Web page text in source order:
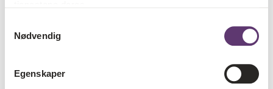
Nødvendig
Egenskaper